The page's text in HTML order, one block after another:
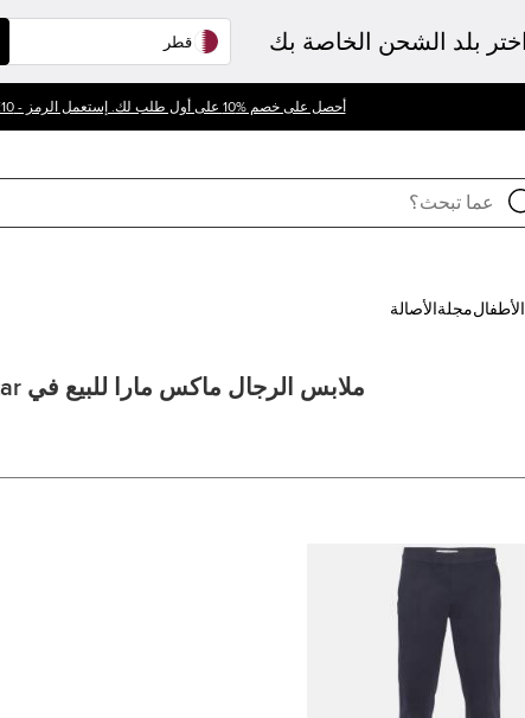
اختر بلد الشحن الخاصة بك
أحصل على خصم %10 على أول طلب لك. إستعمل الرمز - WELCOME10
الأطفالمجلة الأصالة
ملابس الرجال ماكس مارا للبيع في Qatar